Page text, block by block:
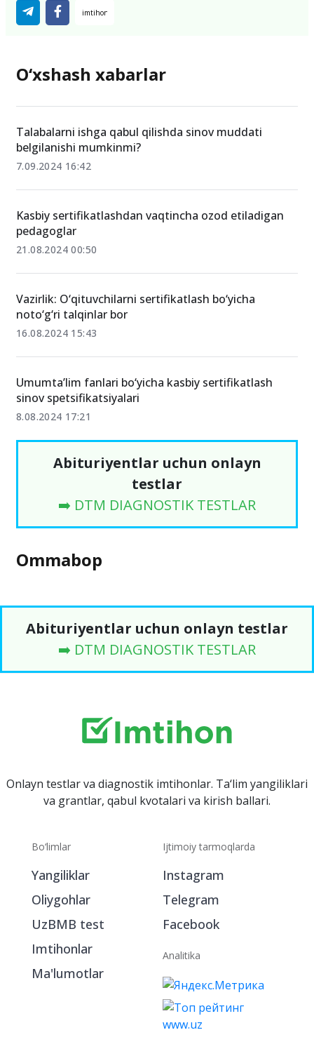
O‘xshash xabarlar
Talabalarni ishga qabul qilishda sinov muddati
belgilanishi mumkinmi?
7.09.2024 16:42
Kasbiy sertifikatlashdan vaqtincha ozod etiladigan
pedagoglar
21.08.2024 00:50
Vazirlik: O‘qituvchilarni sertifikatlash bo‘yicha
noto‘g‘ri talqinlar bor
16.08.2024 15:43
Umumta’lim fanlari bo‘yicha kasbiy sertifikatlash
sinov spetsifikatsiyalari
8.08.2024 17:21
Abituriyentlar uchun onlayn
testlar
➡️ DTM DIAGNOSTIK TESTLAR
Ommabop
Abituriyentlar uchun onlayn testlar
➡️ DTM DIAGNOSTIK TESTLAR
Onlayn testlar va diagnostik imtihonlar. Ta‘lim yangiliklari
va grantlar, qabul kvotalari va kirish ballari.
Bo‘limlar
Yangiliklar
Oliygohlar
UzBMB test
Imtihonlar
Ma'lumotlar
Ijtimoiy tarmoqlarda
Instagram
Telegram
Facebook
Analitika